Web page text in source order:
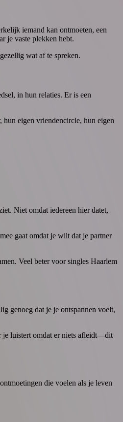
iemand kan ontmoeten, een
je vaste plekken hebt.
wat af te spreken.
in hun relaties. Er is een
hun eigen vriendencircle, hun eigen
Niet omdat iedereen hier datet,
gaat omdat je wilt dat je partner
Veel beter voor singles Haarlem
genoeg dat je je ontspannen voelt,
je luistert omdat er niets afleidt—dit
die voelen als je leven